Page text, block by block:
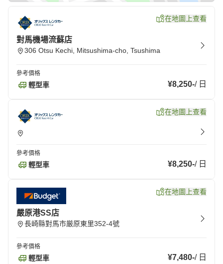
在地圖上查看
對馬機場流蘇店
306 Otsu Kechi, Mitsushima-cho, Tsushima
參考價格
輕型車 ¥8,250-/ 日
在地圖上查看
參考價格
輕型車 ¥8,250-/ 日
在地圖上查看
嚴原港SS店
長崎縣對馬市厳原東里352-4號
參考價格
輕型車 ¥7,480-/ 日